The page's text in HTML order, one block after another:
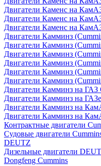
Двигатели Каменс на
Двигатели Каменс на
Двигатели Каменс на
Двигатели Камминз
Двигатели Камминз
Двигатели Камминз
Двигатели Камминз
Двигатели Камминз
Двигатели Камминз
Двигатели Камминз на ГАЗ
Двигатели Камминз на
Двигатели Камминз на
Двигатели Камминз на
Контрактные двигатели
Судовые двигатели
DEUTZ
Дизельные двигатели
Dongfeng Cummins